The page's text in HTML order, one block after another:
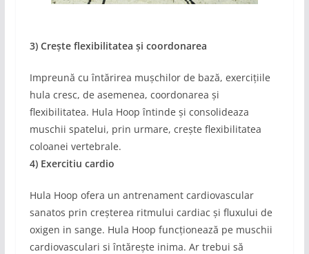
3) Crește flexibilitatea și coordonarea
Impreună cu întărirea mușchilor de bază, exercițiile
hula cresc, de asemenea, coordonarea și
flexibilitatea. Hula Hoop întinde și consolideaza
muschii spatelui, prin urmare, crește flexibilitatea
coloanei vertebrale.
4) Exercitiu cardio
Hula Hoop ofera un antrenament cardiovascular
sanatos prin creșterea ritmului cardiac și fluxului de
oxigen in sange. Hula Hoop funcționează pe muschii
cardiovasculari si întărește inima. Ar trebui să